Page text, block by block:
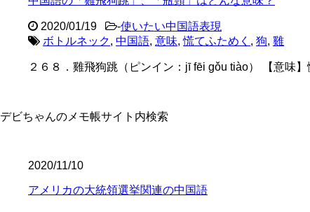
2020/01/19 -使いたい中国語表現
ボトルネック, 中国語, 意味,慌てふためく , 狗, 雞
２６８．雞飛狗跳（ピンイン：jī fēi gǒu tiào） 【意味
デビちゃんのメモ帳サイト内検索
2020/11/10
アメリカの大統領選挙関連の中国語